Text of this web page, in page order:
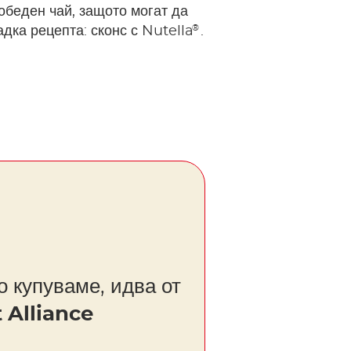
чай, защото могат да
рецепта: сконс с Nutella® .
купуваме, идва от
Alliance